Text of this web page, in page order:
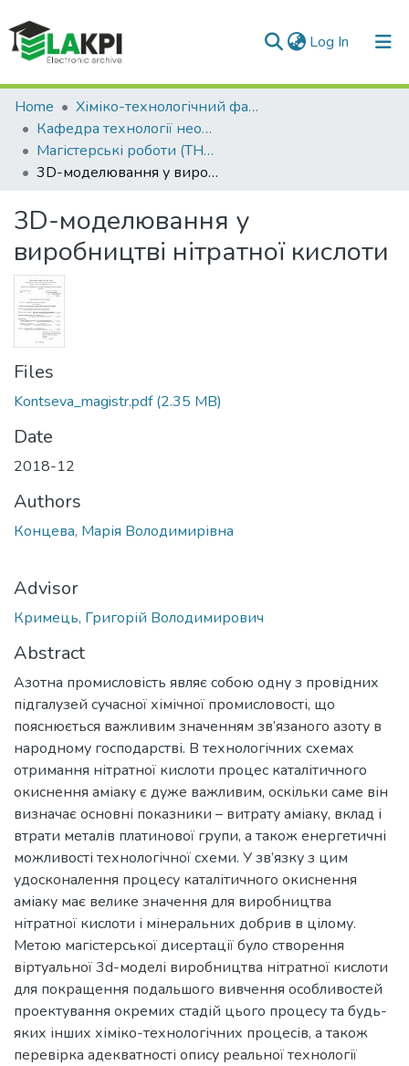
Log In (current)
Communities & Collections
All of DSpace
Statistics
Home
Хіміко-технологічний факультет (ХТФ)
Кафедра технології неорганічних речовин, водоочищення та загальної хімічної технології (ТНР,ВтаЗХТ)
Магістерські роботи (ТНР,ВтаЗХТ)
3D-моделювання у виробництві нітратної кислоти
3D-моделювання у
виробництві нітратної кислоти
Files
Kontseva_magistr.pdf(2.35 MB)
Date
2018-12
Authors
Концева, Марія Володимирівна
Advisor
Кримець, Григорій Володимирович
Abstract
Азотна промисловість являє собою одну з провідних
підгалузей сучасної хімічної промисловості, що
пояснюється важливим значенням зв’язаного азоту в
народному господарстві. В технологічних схемах
отримання нітратної кислоти процес каталітичного
окиснення аміаку є дуже важливим, оскільки саме він
визначає основні показники – витрату аміаку, вклад і
втрати металів платинової групи, а також енергетичні
можливості технологічної схеми. У зв’язку з цим
удосконалення процесу каталітичного окиснення
аміаку має велике значення для виробництва
нітратної кислоти і мінеральних добрив в цілому.
Метою магістерської дисертації було створення
віртуальної 3d-моделі виробництва нітратної кислоти
для покращення подальшого вивчення особливостей
проектування окремих стадій цього процесу та будь-
яких інших хіміко-технологічних процесів, а також
перевірка адекватності опису реальної технології